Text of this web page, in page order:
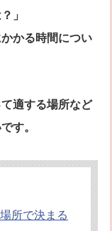
質問
」
かる時間につい
適する場所など
す。
所で決まる